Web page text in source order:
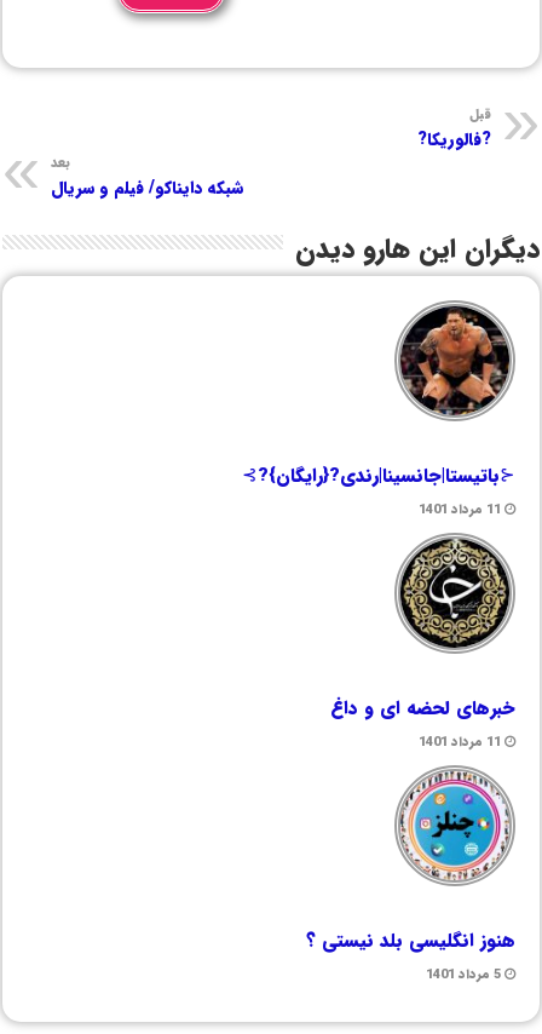
قبل
?فالوریکا?
بعد
شبکه دایناکو/ فیلم و سریال
دیگران این هارو دیدن
⊰باتیستا|جانسینا|رندی?{رایگان}?⊱
11 مرداد 1401
خبرهای لحضه ای و داغ
11 مرداد 1401
هنوز انگلیسی بلد نیستی ؟
5 مرداد 1401